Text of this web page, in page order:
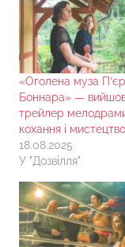
«Оголена муза
Боннара» —
трейлер
кохання і мистецтво
18.08.2025
У "Дозвілля"